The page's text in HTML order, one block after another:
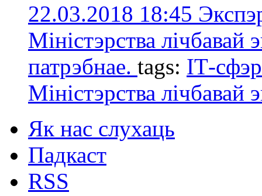
22.03.2018 18:45
Міністэрства лічбавай
патрэбнае. tags: ІТ-
Міністэрства лічбавай
Як нас слухаць
Падкаст
RSS